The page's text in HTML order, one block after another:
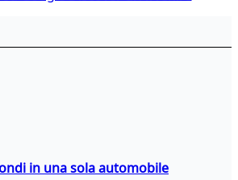
in una sola automobile